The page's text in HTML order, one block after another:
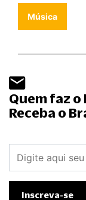
Música
Quem faz o
Receba o